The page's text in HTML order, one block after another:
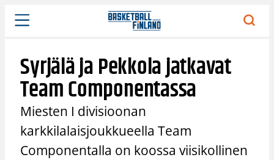
Siirry
sisältöön
Syrjälä ja Pekkola jatkavat
Team Componentassa
Miesten I divisioonan
karkkilalaisjoukkueella Team
Componentalla on koossa viisikollinen